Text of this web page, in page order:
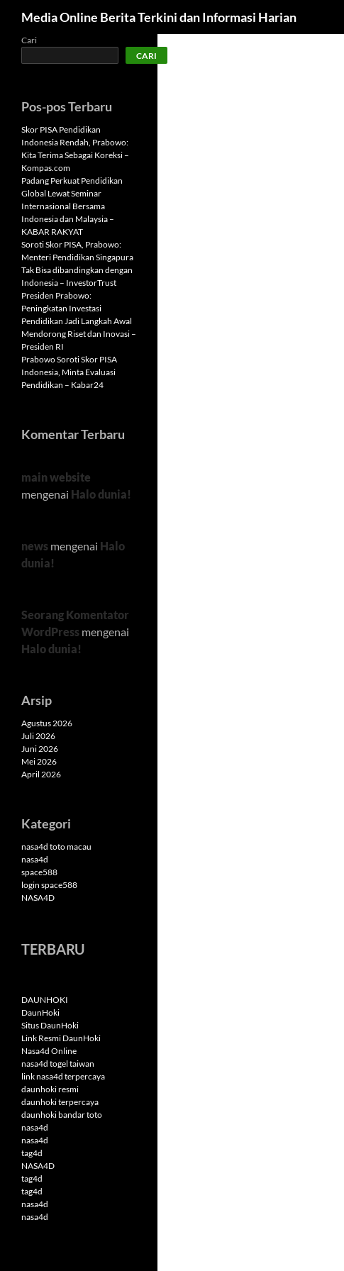
Langsung
Media Online Berita Terkini dan Informasi Harian
Cari
CARI
Pos-pos Terbaru
Skor PISA Pendidikan
Indonesia Rendah, Prabowo:
Kita Terima Sebagai Koreksi –
Kompas.com
Padang Perkuat Pendidikan
Global Lewat Seminar
Internasional Bersama
Indonesia dan Malaysia –
KABAR RAKYAT
Soroti Skor PISA, Prabowo:
Menteri Pendidikan Singapura
Tak Bisa dibandingkan dengan
Indonesia – InvestorTrust
Presiden Prabowo:
Peningkatan Investasi
Pendidikan Jadi Langkah Awal
Mendorong Riset dan Inovasi –
Presiden RI
Prabowo Soroti Skor PISA
Indonesia, Minta Evaluasi
Pendidikan – Kabar24
Komentar Terbaru
main website
mengenai Halo dunia!
news mengenai Halo
dunia!
Seorang Komentator
WordPress mengenai
Halo dunia!
Arsip
Agustus 2026
Juli 2026
Juni 2026
Mei 2026
April 2026
Kategori
nasa4d toto macau
nasa4d
space588
login space588
NASA4D
TERBARU
DAUNHOKI
DaunHoki
Situs DaunHoki
Link Resmi DaunHoki
Nasa4d Online
nasa4d togel taiwan
link nasa4d terpercaya
daunhoki resmi
daunhoki terpercaya
daunhoki bandar toto
nasa4d
nasa4d
tag4d
NASA4D
tag4d
tag4d
nasa4d
nasa4d